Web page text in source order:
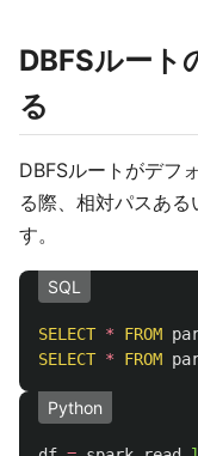
DBFSルート
る
DBFSルートがデフ
る際、相対パスある
す。
SQL
SELECT * FROM
SELECT * FROM
Python